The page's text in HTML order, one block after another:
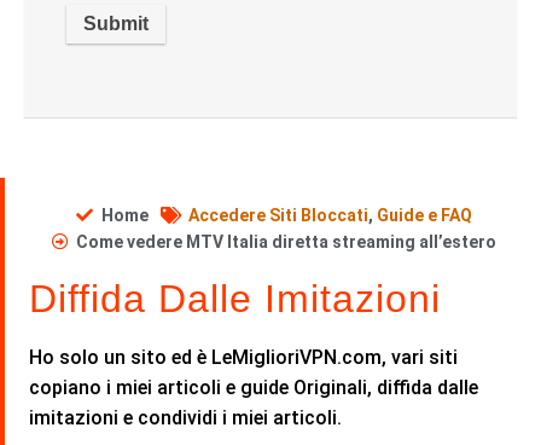
Home Accedere Siti Bloccati, Guide e FAQ
Come vedere MTV Italia diretta streaming all’estero
Diffida Dalle Imitazioni
Ho solo un sito ed è LeMiglioriVPN.com, vari siti
copiano i miei articoli e guide Originali, diffida dalle
imitazioni e condividi i miei articoli.